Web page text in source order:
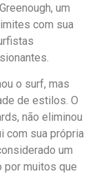
um
com sua
o surf, mas
de estilos. O
não eliminou
com sua própria
um
por muitos que